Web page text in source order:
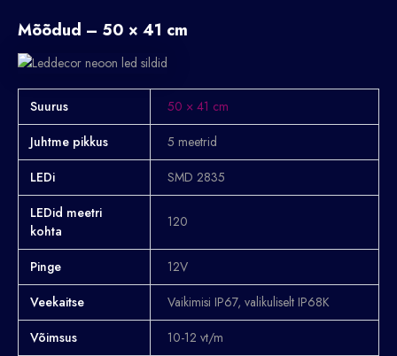
Mõõdud – 50 × 41 cm
Suurus
50 × 41 cm
Juhtme pikkus
5 meetrid
LEDi
SMD 2835
LEDid meetri
kohta
120
Pinge
12V
Veekaitse
Vaikimisi IP67, valikuliselt IP68K
Võimsus
10-12 vt/m